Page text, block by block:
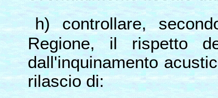
h) controllare,
Regione, il rispetto
dall'inquinamento
rilascio di: